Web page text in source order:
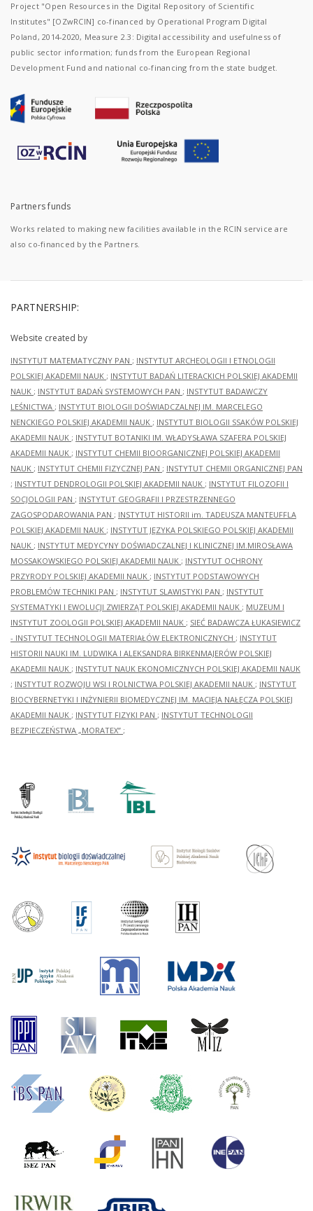
Project "Open Resources in the Digital Repository of Scientific
Institutes" [OZwRCIN] co-financed by Operational Program Digital
Poland, 2014-2020, Measure 2.3: Digital accessibility and usefulness of
public sector information; funds from the European Regional
Development Fund and national co-financing from the state budget.
Partners funds
Works related to making new facilities available in the RCIN service are
also co-financed by the Partners.
PARTNERSHIP:
Website created by
INSTYTUT MATEMATYCZNY PAN ; INSTYTUT ARCHEOLOGII I ETNOLOGII
POLSKIEJ AKADEMII NAUK ; INSTYTUT BADAŃ LITERACKICH POLSKIEJ AKADEMII
NAUK ; INSTYTUT BADAŃ SYSTEMOWYCH PAN ; INSTYTUT BADAWCZY
LEŚNICTWA ; INSTYTUT BIOLOGII DOŚWIADCZALNEJ IM. MARCELEGO
NENCKIEGO POLSKIEJ AKADEMII NAUK ; INSTYTUT BIOLOGII SSAKÓW POLSKIEJ
AKADEMII NAUK ; INSTYTUT BOTANIKI IM. WŁADYSŁAWA SZAFERA POLSKIEJ
AKADEMII NAUK ; INSTYTUT CHEMII BIOORGANICZNEJ POLSKIEJ AKADEMII
NAUK ; INSTYTUT CHEMII FIZYCZNEJ PAN ; INSTYTUT CHEMII ORGANICZNEJ PAN
; INSTYTUT DENDROLOGII POLSKIEJ AKADEMII NAUK ; INSTYTUT FILOZOFII I
SOCJOLOGII PAN ; INSTYTUT GEOGRAFII I PRZESTRZENNEGO
ZAGOSPODAROWANIA PAN ; INSTYTUT HISTORII im. TADEUSZA MANTEUFFLA
POLSKIEJ AKADEMII NAUK ; INSTYTUT JĘZYKA POLSKIEGO POLSKIEJ AKADEMII
NAUK ; INSTYTUT MEDYCYNY DOŚWIADCZALNEJ I KLINICZNEJ IM.MIROSŁAWA
MOSSAKOWSKIEGO POLSKIEJ AKADEMII NAUK ; INSTYTUT OCHRONY
PRZYRODY POLSKIEJ AKADEMII NAUK ; INSTYTUT PODSTAWOWYCH
PROBLEMÓW TECHNIKI PAN ; INSTYTUT SLAWISTYKI PAN ; INSTYTUT
SYSTEMATYKI I EWOLUCJI ZWIERZĄT POLSKIEJ AKADEMII NAUK ; MUZEUM I
INSTYTUT ZOOLOGII POLSKIEJ AKADEMII NAUK ; SIEĆ BADAWCZA ŁUKASIEWICZ
- INSTYTUT TECHNOLOGII MATERIAŁÓW ELEKTRONICZNYCH ; INSTYTUT
HISTORII NAUKI IM. LUDWIKA I ALEKSANDRA BIRKENMAJERÓW POLSKIEJ
AKADEMII NAUK ; INSTYTUT NAUK EKONOMICZNYCH POLSKIEJ AKADEMII NAUK
; INSTYTUT ROZWOJU WSI I ROLNICTWA POLSKIEJ AKADEMII NAUK ; INSTYTUT
BIOCYBERNETYKI I INŻYNIERII BIOMEDYCZNEJ IM. MACIEJA NAŁĘCZA POLSKIEJ
AKADEMII NAUK ; INSTYTUT FIZYKI PAN ; INSTYTUT TECHNOLOGII
BEZPIECZEŃSTWA „MORATEX” ;